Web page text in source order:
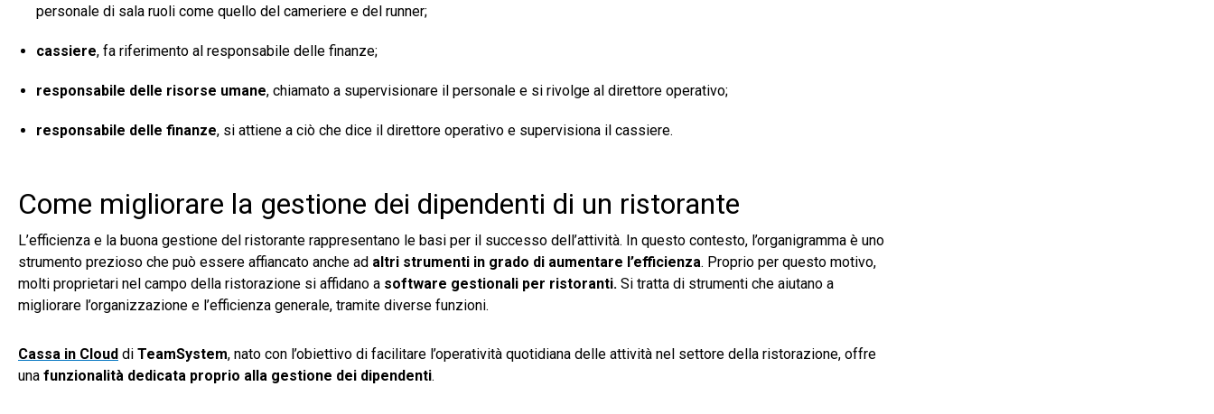
personale di sala ruoli come quello del cameriere e del runner;
cassiere, fa riferimento al responsabile delle finanze;
responsabile delle risorse umane, chiamato a supervisionare il personale e si rivolge al direttore operativo;
responsabile delle finanze, si attiene a ciò che dice il direttore operativo e supervisiona il cassiere.
Come migliorare la gestione dei dipendenti di un ristorante
L’efficienza e la buona gestione del ristorante rappresentano le basi per il successo dell’attività. In questo contesto, l’organigramma è uno
strumento prezioso che può essere affiancato anche ad altri strumenti in grado di aumentare l’efficienza. Proprio per questo motivo,
molti proprietari nel campo della ristorazione si affidano a software gestionali per ristoranti. Si tratta di strumenti che aiutano a
migliorare l’organizzazione e l’efficienza generale, tramite diverse funzioni.
Cassa in Cloud di TeamSystem, nato con l’obiettivo di facilitare l’operatività quotidiana delle attività nel settore della ristorazione, offre
una funzionalità dedicata proprio alla gestione dei dipendenti.